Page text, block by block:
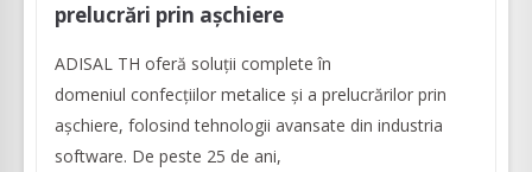
prelucrări prin așchiere
ADISAL TH oferă soluții complete în
domeniul confecțiilor metalice și a prelucrărilor prin
așchiere, folosind tehnologii avansate din industria
software. De peste 25 de ani,